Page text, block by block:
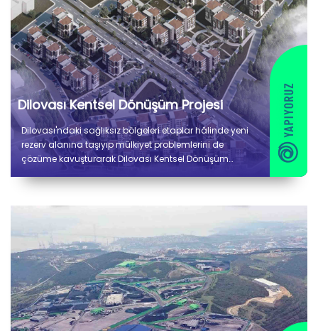
Dilovası Kentsel Dönüşüm Projesi
Dilovası'ndaki sağlıksız bölgeleri etaplar hâlinde yeni
rezerv alanına taşıyıp mülkiyet problemlerini de
çözüme kavuşturarak Dilovası Kentsel Dönüşüm